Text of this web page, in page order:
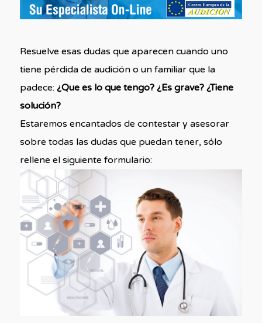
Resuelve esas dudas que aparecen cuando uno
tiene pérdida de audición o un familiar que la
padece: ¿Que es lo que tengo? ¿Es grave? ¿Tiene
solución?
Estaremos encantados de contestar y asesorar
sobre todas las dudas que puedan tener, sólo
rellene el siguiente formulario: